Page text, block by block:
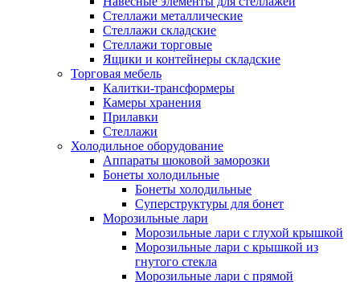
Стеллажи металлические
Стеллажи складские
Стеллажи торговые
Ящики и контейнеры складские
Торговая мебель
Калитки-трансформеры
Камеры хранения
Прилавки
Стеллажи
Холодильное оборудование
Аппараты шоковой заморозки
Бонеты холодильные
Бонеты холодильные
Суперструктуры для бонет
Морозильные лари
Морозильные лари с глухой крышкой
Морозильные лари с крышкой из
гнутого стекла
Морозильные лари с прямой